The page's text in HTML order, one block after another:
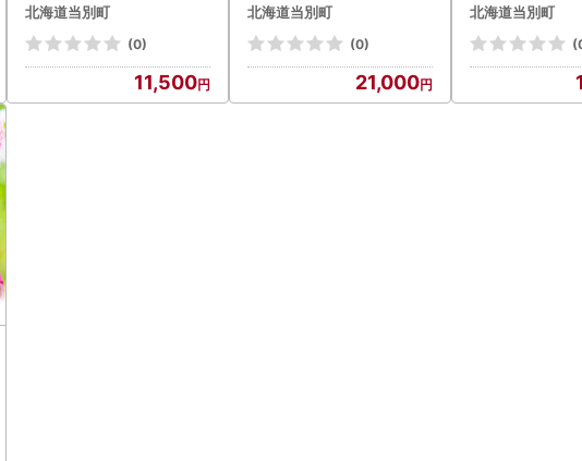
道産 トマト 野菜 大容量 北
海道 当別町
北海道当別町
(0)
11,500
道産 トマト 野菜 大容量 北
海道 当別町
北海道当別町
(0)
21,000
｜イチゴ いちご
つのいちご 道産
北海道当別町